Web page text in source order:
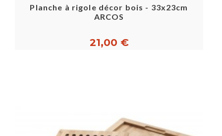
Planche à rigole décor bois - 33x23cm
ARCOS
21,00 €